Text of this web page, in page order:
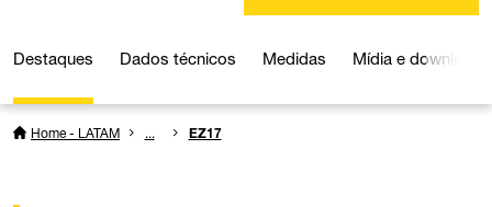
Destaques Dados técnicos Medidas Mídia e downloads
Home - LATAM ... EZ17